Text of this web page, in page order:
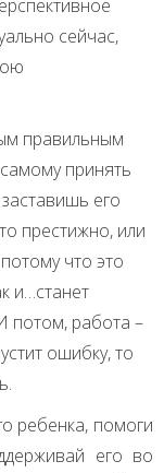
сейчас,
правильным
принять
его
престижно, или
что это
и…станет
потом, работа –
ошибку, то
ребенка, помоги
его во